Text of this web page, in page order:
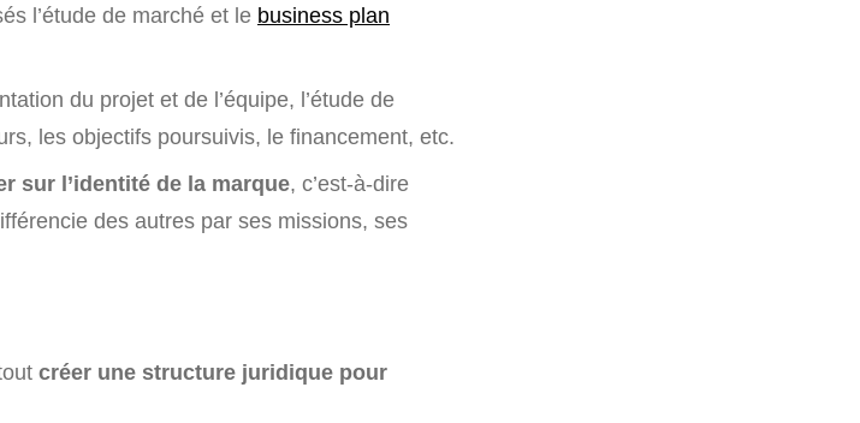
l’étude de marché et le business plan
du projet et de l’équipe, l’étude de
les objectifs poursuivis, le financement, etc.
sur l’identité de la marque, c’est-à-dire
des autres par ses missions, ses
créer une structure juridique pour